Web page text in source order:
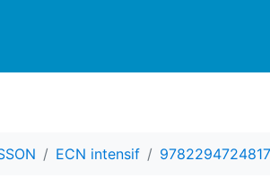
ECN intensif 9782294724817